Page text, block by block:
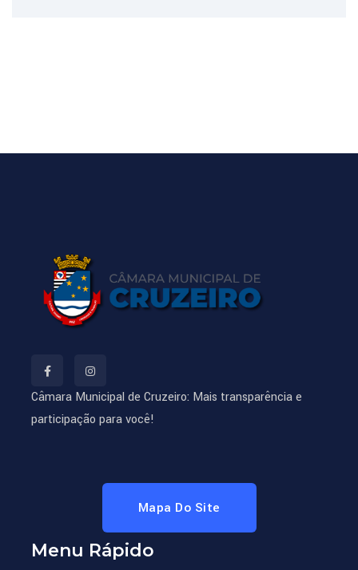
Câmara Municipal de Cruzeiro: Mais transparência e
participação para você!
Mapa Do Site
Menu Rápido